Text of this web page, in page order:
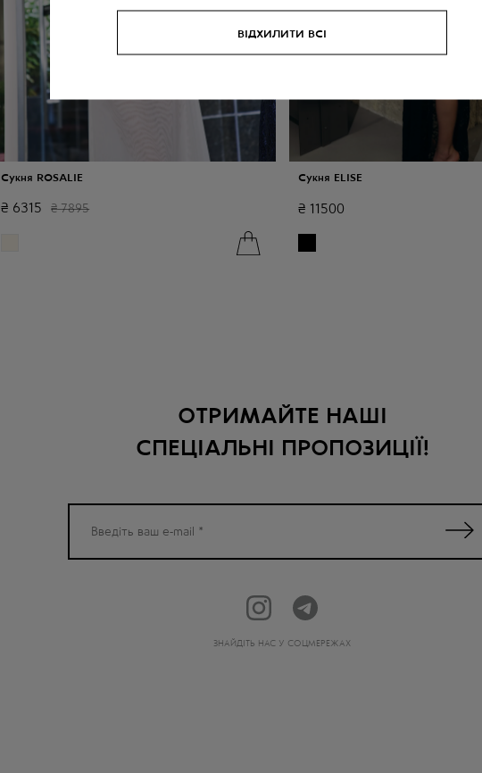
ВІДХИЛИТИ ВСІ
Сукня ROSALIE
₴ 6315 ₴ 7895
Сукня ELISE
₴ 11500
ОТРИМАЙТЕ НАШІ
СПЕЦІАЛЬНІ ПРОПОЗИЦІЇ!
ЗНАЙДІТЬ НАС У СОЦМЕРЕЖАХ